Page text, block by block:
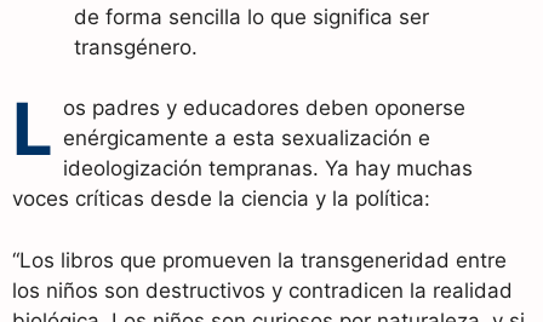
de forma sencilla lo que significa ser
transgénero.
L os padres y educadores deben oponerse
enérgicamente a esta sexualización e
ideologización tempranas. Ya hay muchas
voces críticas desde la ciencia y la política:
“Los libros que promueven la transgeneridad entre
los niños son destructivos y contradicen la realidad